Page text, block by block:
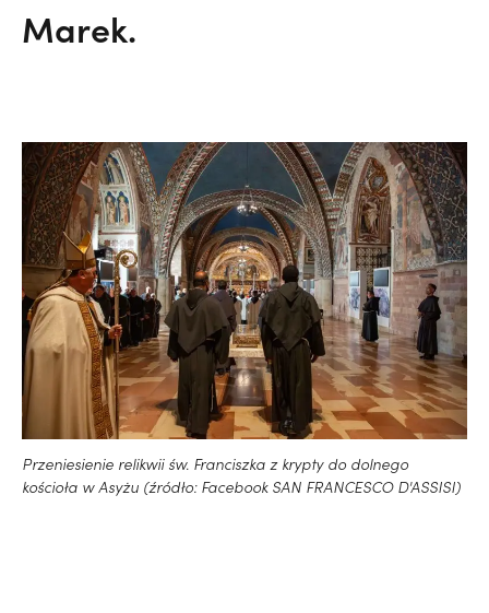
Marek.
Przeniesienie relikwii św. Franciszka z krypty do dolnego
kościoła w Asyżu (źródło: Facebook SAN FRANCESCO D'ASSISI)